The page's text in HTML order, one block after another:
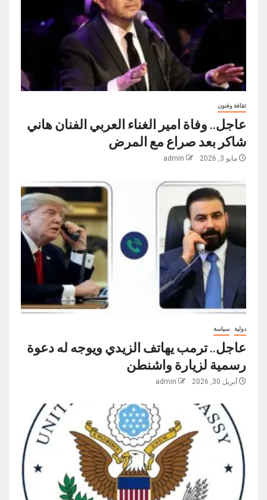
ثقافة وفنون
عاجل.. وفاة امير الغناء العربي الفنان هاني
شاكر بعد صراع مع المرض
مايو 3, 2026 admin
دولية سياسة
عاجل.. ترمب يهاتف الزيدي ويوجه له دعوة
رسمية لزيارة واشنطن
أبريل 30, 2026 admin